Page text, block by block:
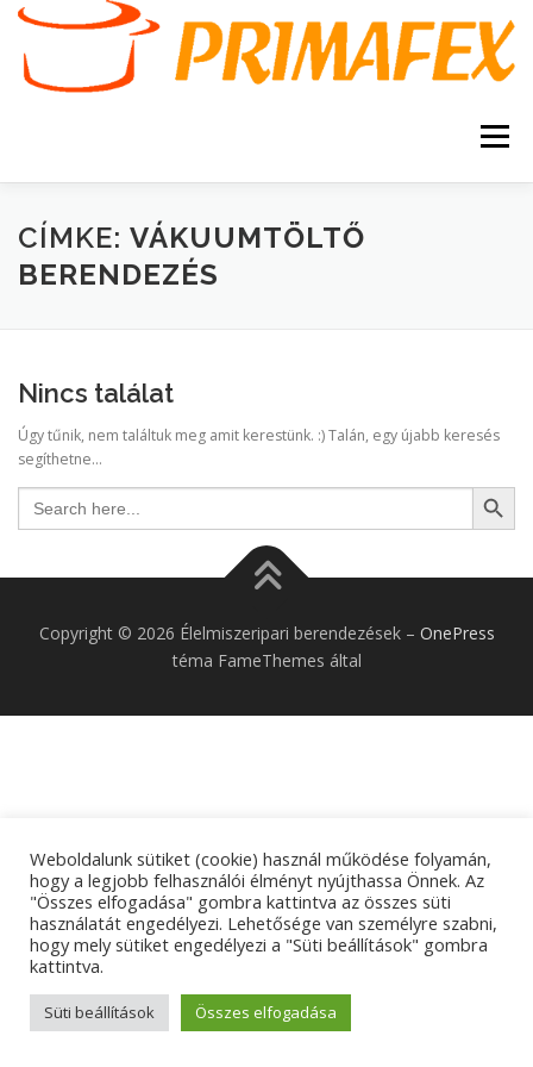
Tovább
tartalomhoz
Menü
KEZDŐOLDAL KAPCSOLAT TERMÉKEK
VÁSÁRLÁSI FELTÉTELEK
CÍMKE: VÁKUUMTÖLTŐ
BERENDEZÉS
Nincs találat
Úgy tűnik, nem találtuk meg amit kerestünk. :) Talán, egy újabb keresés
segíthetne...
Search
for:
Search Button
Copyright © 2026 Élelmiszeripari berendezések – OnePress
téma FameThemes által
Weboldalunk sütiket (cookie) használ működése folyamán,
hogy a legjobb felhasználói élményt nyújthassa Önnek. Az
"Összes elfogadása" gombra kattintva az összes süti
használatát engedélyezi. Lehetősége van személyre szabni,
hogy mely sütiket engedélyezi a "Süti beállítások" gombra
kattintva.
Süti beállítások Összes elfogadása